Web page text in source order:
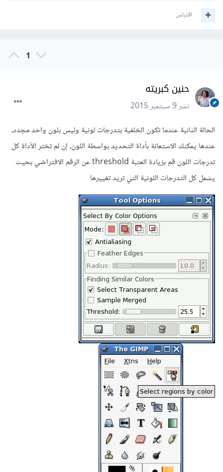
اقتباس
1
حنين كبريته
نشر9 سبتمبر 2015
الحالة الثانية عندما تكون الخلفية بتدرجات لونية وليس بلون واحد مجدد،
عندها يمكنك الاستعانة بأداة التحديد بواسطة اللون، إن لم تختر الأداة كل
تدرجات اللون قم بزيادة العتبة threshold عن الرقم الافتراضي بحيث
يشمل كل التدرجات اللونية التي تريد تغييرها